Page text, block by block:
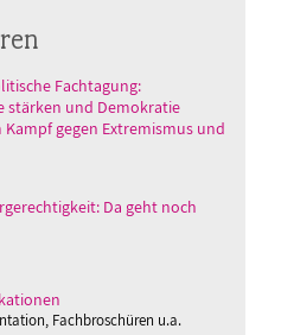
Fachtagung:
stärken und Demokratie
gegen Extremismus und
Da geht noch
Fachbroschüren u.a.